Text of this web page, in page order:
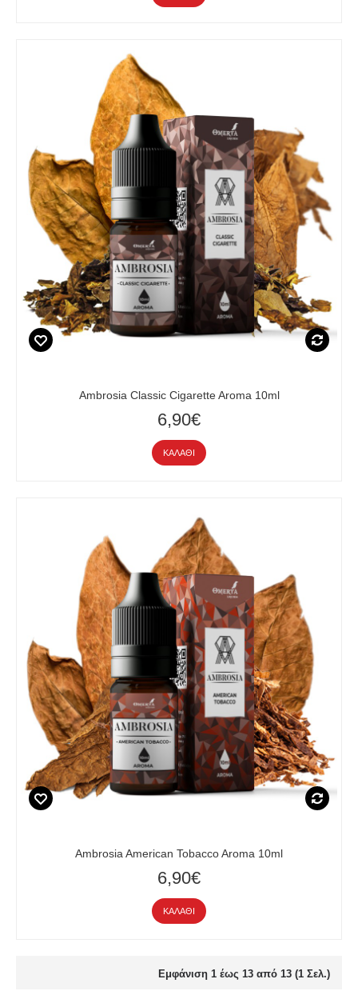
Ambrosia Classic Cigarette Aroma 10ml
6,90€
ΚΑΛΆΘΙ
Ambrosia American Tobacco Aroma 10ml
6,90€
ΚΑΛΆΘΙ
Εμφάνιση 1 έως 13 από 13 (1 Σελ.)